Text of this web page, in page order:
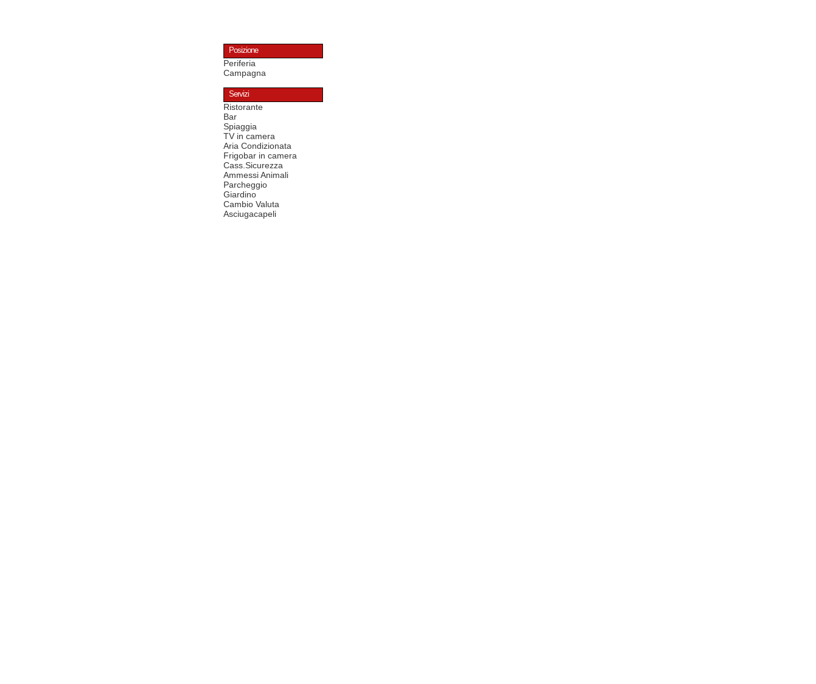
Posizione
Periferia
Campagna
Servizi
Ristorante
Bar
Spiaggia
TV in camera
Aria Condizionata
Frigobar in camera
Cass.Sicurezza
Ammessi Animali
Parcheggio
Giardino
Cambio Valuta
Asciugacapeli